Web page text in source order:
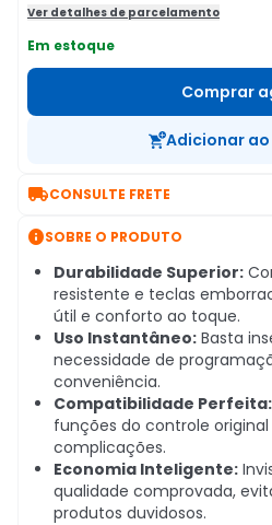
Ver detalhes de parcelamento
Em estoque
Comprar
Adicionar
CONSULTE FRETE
SOBRE O PRODUTO
Durabilidade Superior:
resistente e teclas
útil e conforto ao toque.
Uso Instantâneo: Basta
necessidade de
conveniência.
Compatibilidade Perfeita:
funções do controle original
complicações.
Economia Inteligente:
qualidade comprovada,
produtos duvidosos.